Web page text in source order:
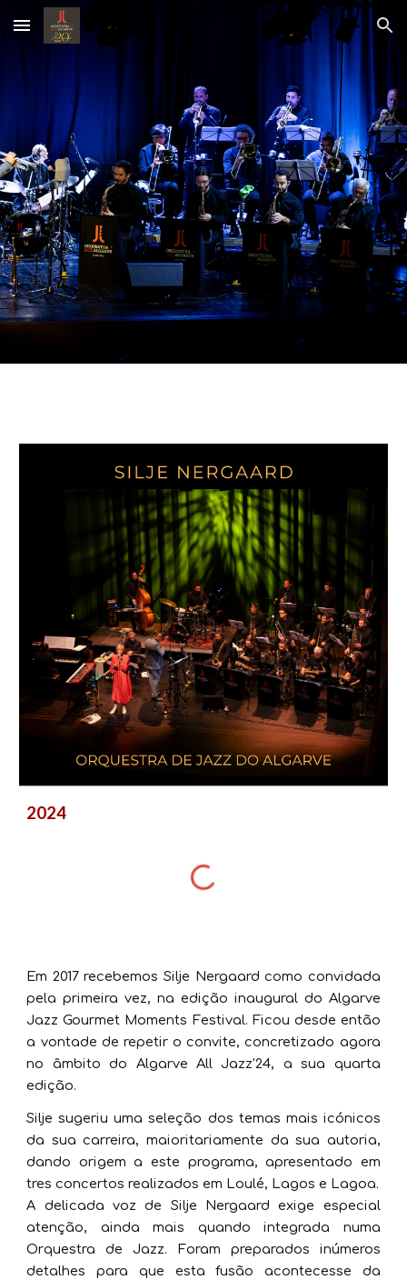
Skip to main content Skip to navigation
2024
Em 2017 recebemos Silje Nergaard como convidada
pela primeira vez, na edição inaugural do Algarve
Jazz Gourmet Moments Festival. Ficou desde então
a vontade de repetir o convite, concretizado agora
no âmbito do Algarve All Jazz'24, a sua quarta
edição.
Silje sugeriu uma seleção dos temas mais icónicos
da sua carreira, maioritariamente da sua autoria,
dando origem a este programa, apresentado em
tres concertos realizados em Loulé, Lagos e Lagoa.
A delicada voz de Silje Nergaard exige especial
atenção, ainda mais quando integrada numa
Orquestra de Jazz. Foram preparados inúmeros
detalhes para que esta fusão acontecesse da